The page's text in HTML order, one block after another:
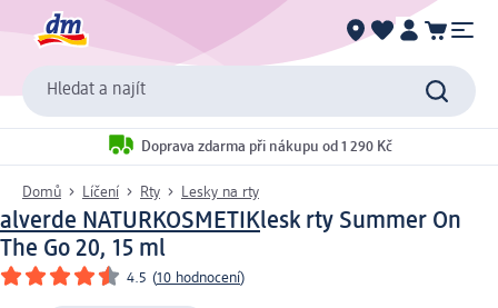
Hledat a najít
Doprava zdarma při nákupu od 1 290 Kč
Domů Líčení Rty Lesky na rty
alverde NATURKOSMETIKlesk rty Summer On
The Go 20, 15 ml
4.5 (10 hodnocení)